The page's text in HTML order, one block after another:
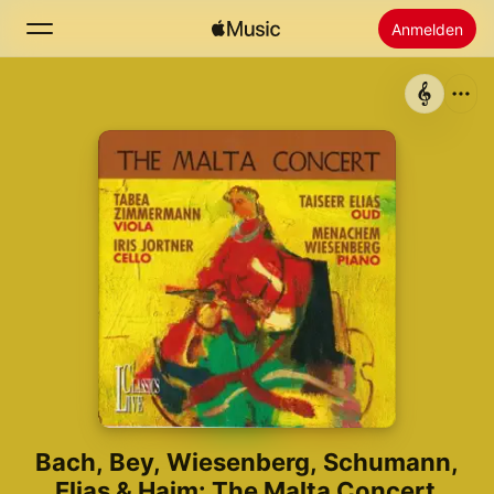
Anmelden
Startseite
Apple Music installieren
Bach, Bey, Wiesenberg, Schumann,